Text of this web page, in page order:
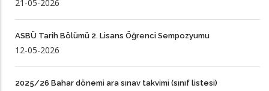
21-05-2026
ASBÜ Tarih Bölümü 2. Lisans Öğrenci Sempozyumu
12-05-2026
2025/26 Bahar dönemi ara sınav takvimi (sınıf listesi)